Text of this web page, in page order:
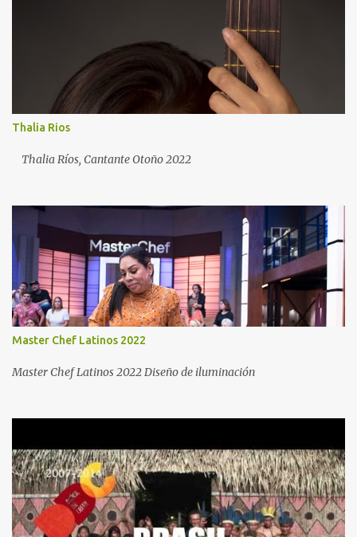
Thalia Rios
Thalia Ríos, Cantante Otoño 2022
Master Chef Latinos 2022
Master Chef Latinos 2022 Diseño de iluminación